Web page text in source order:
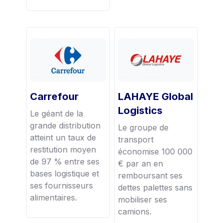
Carrefour
Le géant de la
grande distribution
atteint un taux de
restitution moyen
de 97 % entre ses
bases logistique et
ses fournisseurs
alimentaires.
LAHAYE Global
Logistics
Le groupe de
transport
économise 100 000
€ par an en
remboursant ses
dettes palettes sans
mobiliser ses
camions.